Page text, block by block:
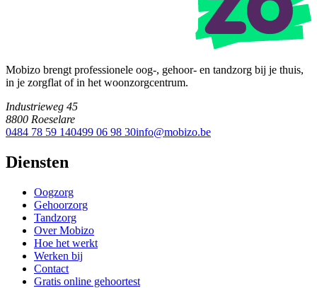
Mobizo brengt professionele oog-, gehoor- en tandzorg bij je thuis,
in je zorgflat of in het woonzorgcentrum.
Industrieweg 45
8800 Roeselare
0484 78 59 140499 06 98 30info@mobizo.be
Diensten
Oogzorg
Gehoorzorg
Tandzorg
Over Mobizo
Hoe het werkt
Werken bij
Contact
Gratis online gehoortest